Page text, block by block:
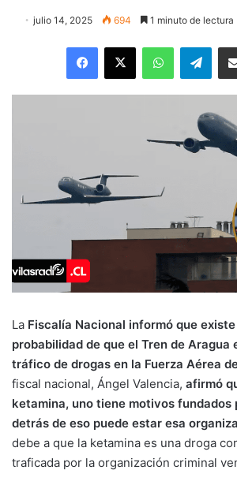
julio 14, 2025 694 1 minuto de lectura
Facebook
X WhatsApp
La Fiscalía Nacional informó que
probabilidad de que el Tren de Aragua
tráfico de drogas en la Fuerza Aérea
fiscal nacional, Ángel Valencia, afirmó
ketamina, uno tiene motivos fundados
detrás de eso puede estar esa
debe a que la ketamina es una droga
traficada por la organización criminal